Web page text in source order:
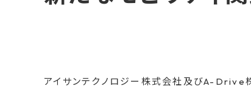
アイサンテクノロジー株式会社及びA-Drive